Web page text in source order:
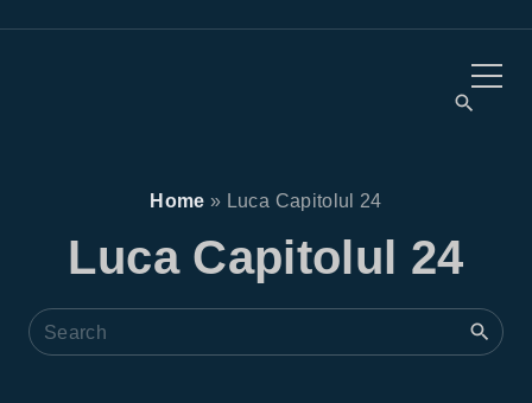
Home » Luca Capitolul 24
Luca Capitolul 24